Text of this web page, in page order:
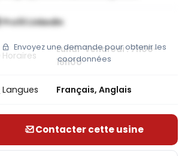
Profil LinkedIn
Envoyez une demande pour obtenir les
coordonnées
Horaires
Lundi-Vendredi : 7h00-
18h00
Langues Français, Anglais
Contacter cette usine